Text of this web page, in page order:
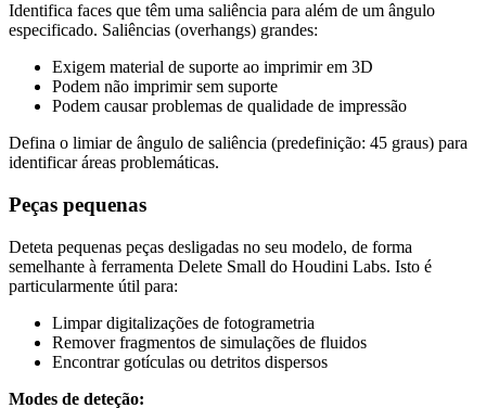
Identifica faces que têm uma saliência para além de um ângulo
especificado. Saliências (overhangs) grandes:
Exigem material de suporte ao imprimir em 3D
Podem não imprimir sem suporte
Podem causar problemas de qualidade de impressão
Defina o limiar de ângulo de saliência (predefinição: 45 graus) para
identificar áreas problemáticas.
Peças pequenas
Deteta pequenas peças desligadas no seu modelo, de forma
semelhante à ferramenta Delete Small do Houdini Labs. Isto é
particularmente útil para:
Limpar digitalizações de fotogrametria
Remover fragmentos de simulações de fluidos
Encontrar gotículas ou detritos dispersos
Modes de deteção: